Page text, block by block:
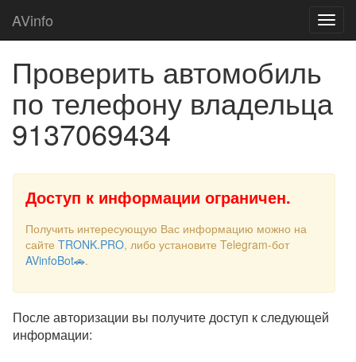
AVinfo
Проверить автомобиль
по телефону владельца
9137069434
Доступ к информации ограничен.
Получить интересующую Вас информацию можно на
сайте TRONK.PRO, либо установите Telegram-бот
AVinfoBot🚗.
После авторизации вы получите доступ к следующей
информации: